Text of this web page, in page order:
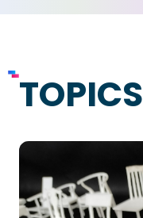
地域の
皆さまへ
テクノスカ
卒後ビジョン
4つの学びのプラン
TOPICS